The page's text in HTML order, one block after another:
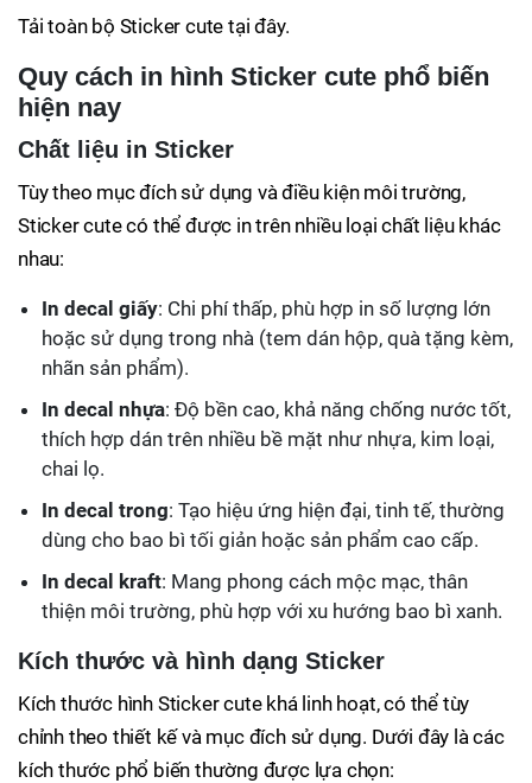
Tải toàn bộ Sticker cute tại đây.
Quy cách in hình Sticker cute phổ biến
hiện nay
Chất liệu in Sticker
Tùy theo mục đích sử dụng và điều kiện môi trường,
Sticker cute có thể được in trên nhiều loại chất liệu khác
nhau:
In decal giấy: Chi phí thấp, phù hợp in số lượng lớn
hoặc sử dụng trong nhà (tem dán hộp, quà tặng kèm,
nhãn sản phẩm).
In decal nhựa: Độ bền cao, khả năng chống nước tốt,
thích hợp dán trên nhiều bề mặt như nhựa, kim loại,
chai lọ.
In decal trong: Tạo hiệu ứng hiện đại, tinh tế, thường
dùng cho bao bì tối giản hoặc sản phẩm cao cấp.
In decal kraft: Mang phong cách mộc mạc, thân
thiện môi trường, phù hợp với xu hướng bao bì xanh.
Kích thước và hình dạng Sticker
Kích thước hình Sticker cute khá linh hoạt, có thể tùy
chỉnh theo thiết kế và mục đích sử dụng. Dưới đây là các
kích thước phổ biến thường được lựa chọn: